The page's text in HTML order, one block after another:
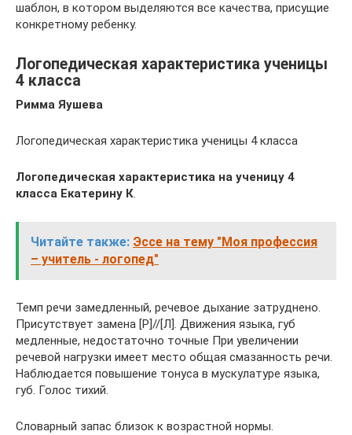
шаблон, в котором выделяются все качества, присущие
конкретному ребенку.
Логопедическая характеристика ученицы
4 класса
Римма Яушева
Логопедическая характеристика ученицы 4 класса
Логопедическая характеристика на ученицу 4
класса Екатерину К.
Читайте также: Эссе на тему "Моя профессия
– учитель - логопед"
Темп речи замедленный, речевое дыхание затруднено.
Присутствует замена [Р]//[Л]. Движения языка, губ
медленные, недостаточно точные При увеличении
речевой нагрузки имеет место общая смазанность речи.
Наблюдается повышение тонуса в мускулатуре языка,
губ. Голос тихий.
Словарный запас близок к возрастной нормы.